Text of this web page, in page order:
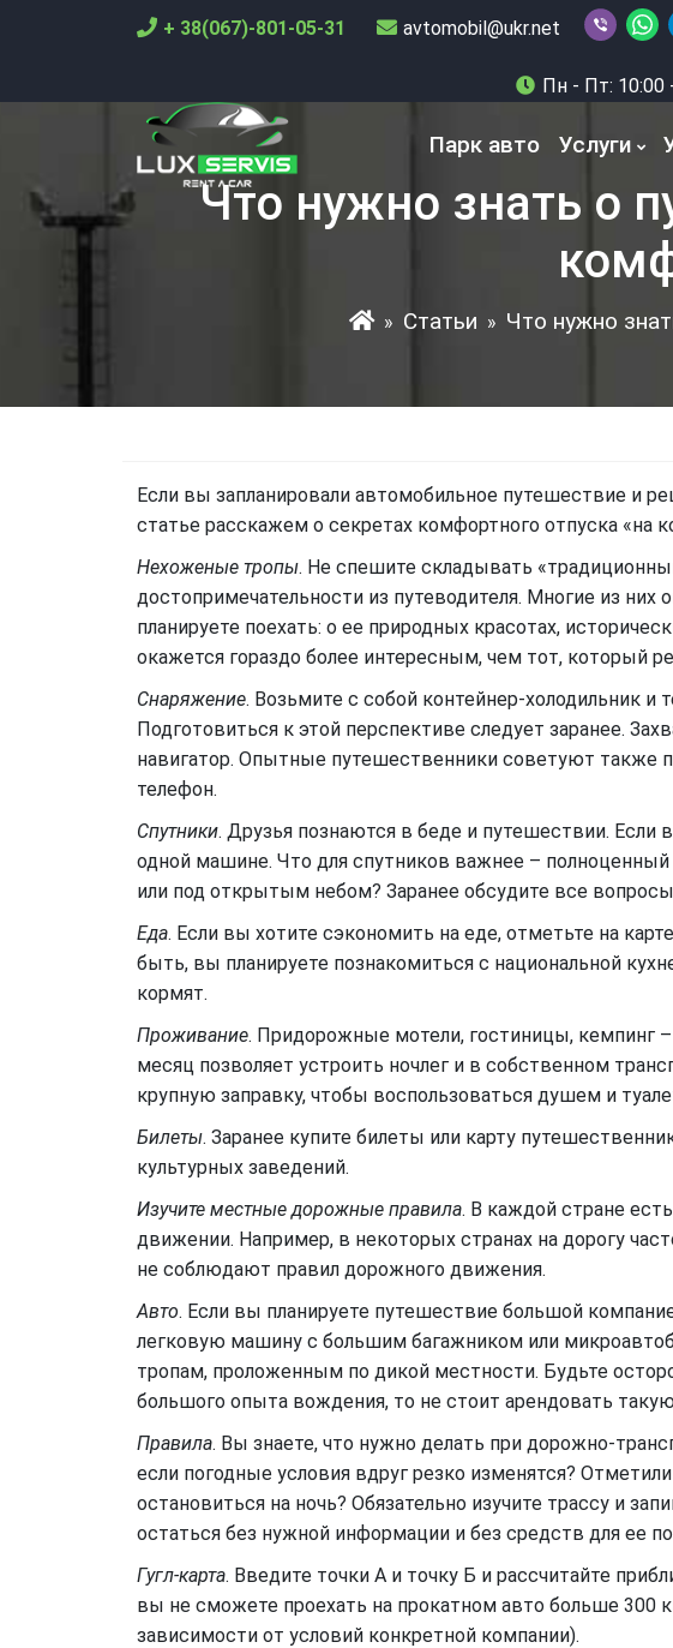
+ 38(067)-801-05-31 avtomobil@ukr.net
Пн - Пт: 10:00
Парк авто Услуги
Что нужно знать о
» Статьи » Что нужно
Если вы запланировали автомобильное путешествие и
статье расскажем о секретах комфортного отпуска «на
Нехоженые тропы. Не спешите складывать
достопримечательности из путеводителя. Многие из
планируете поехать: о ее природных красотах,
окажется гораздо более интересным, чем тот, который
Снаряжение. Возьмите с собой контейнер-холодильник и
Подготовиться к этой перспективе следует заранее.
навигатор. Опытные путешественники советуют также
телефон.
Спутники. Друзья познаются в беде и путешествии.
одной машине. Что для спутников важнее –
или под открытым небом? Заранее обсудите все
Еда. Если вы хотите сэкономить на еде, отметьте на
быть, вы планируете познакомиться с национальной
кормят.
Проживание. Придорожные мотели, гостиницы, кемпинг
месяц позволяет устроить ночлег и в собственном
крупную заправку, чтобы воспользоваться душем и
Билеты. Заранее купите билеты или карту
культурных заведений.
Изучите местные дорожные правила. В каждой стране
движении. Например, в некоторых странах на дорогу
не соблюдают правил дорожного движения.
Авто. Если вы планируете путешествие большой
легковую машину с большим багажником или
тропам, проложенным по дикой местности. Будьте
большого опыта вождения, то не стоит арендовать
Правила. Вы знаете, что нужно делать при дорожно-
если погодные условия вдруг резко изменятся?
остановиться на ночь? Обязательно изучите трассу и
остаться без нужной информации и без средств для ее
Гугл-карта. Введите точки А и точку Б и рассчитайте
вы не сможете проехать на прокатном авто больше 300
зависимости от условий конкретной компании).